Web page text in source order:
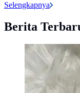
Selengkapnya
Berita